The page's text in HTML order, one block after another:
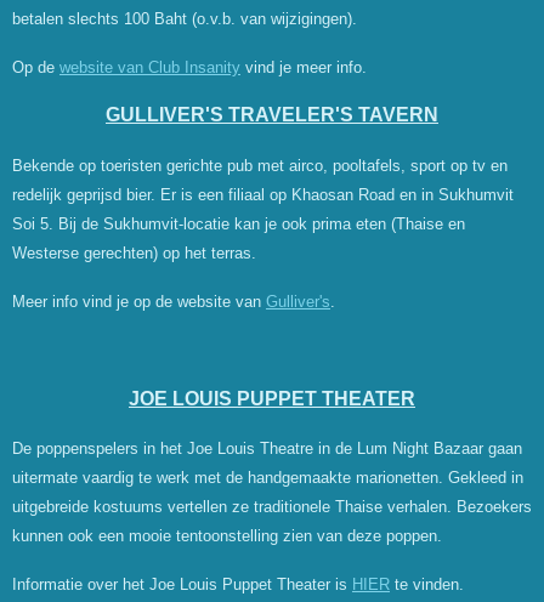
betalen slechts 100 Baht (o.v.b. van wijzigingen).
Op de website van Club Insanity vind je meer info.
GULLIVER'S TRAVELER'S TAVERN
Bekende op toeristen gerichte pub met airco, pooltafels, sport op tv en
redelijk geprijsd bier. Er is een filiaal op Khaosan Road en in Sukhumvit
Soi 5. Bij de Sukhumvit-locatie kan je ook prima eten (Thaise en
Westerse gerechten) op het terras.
Meer info vind je op de website van Gulliver's
JOE LOUIS PUPPET THEATER
De poppenspelers in het Joe Louis Theatre in de Lum Night Bazaar gaan
uitermate vaardig te werk met de handgemaakte marionetten. Gekleed in
uitgebreide kostuums vertellen ze traditionele Thaise verhalen. Bezoekers
kunnen ook een mooie tentoonstelling zien van deze poppen.
Informatie over het Joe Louis Puppet Theater is HIER te vinden.